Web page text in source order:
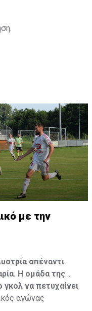
με την
απέναντι
Η ομάδα της
να πετυχαίνει
αγώνας